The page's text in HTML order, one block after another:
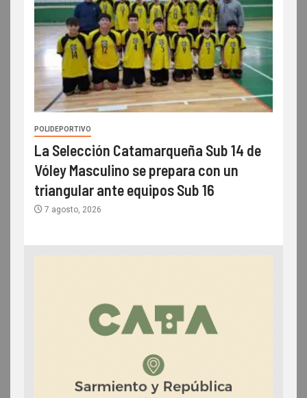
POLIDEPORTIVO
La Selección Catamarqueña Sub 14 de
Vóley Masculino se prepara con un
triangular ante equipos Sub 16
7 agosto, 2026